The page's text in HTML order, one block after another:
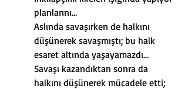
planlarını…
Aslında savaşırken de halkını
düşünerek savaşmıştı; bu halk
esaret altında yaşayamazdı…
Savaşı kazandıktan sonra da
halkını düşünerek mücadele etti;